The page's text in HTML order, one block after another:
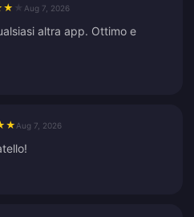
★ Aug 7, 2026
altra app. Ottimo e
★ Aug 7, 2026